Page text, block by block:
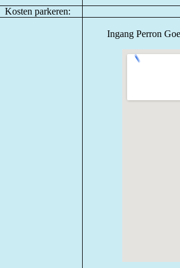
Kosten parkeren:
Ingang Perron